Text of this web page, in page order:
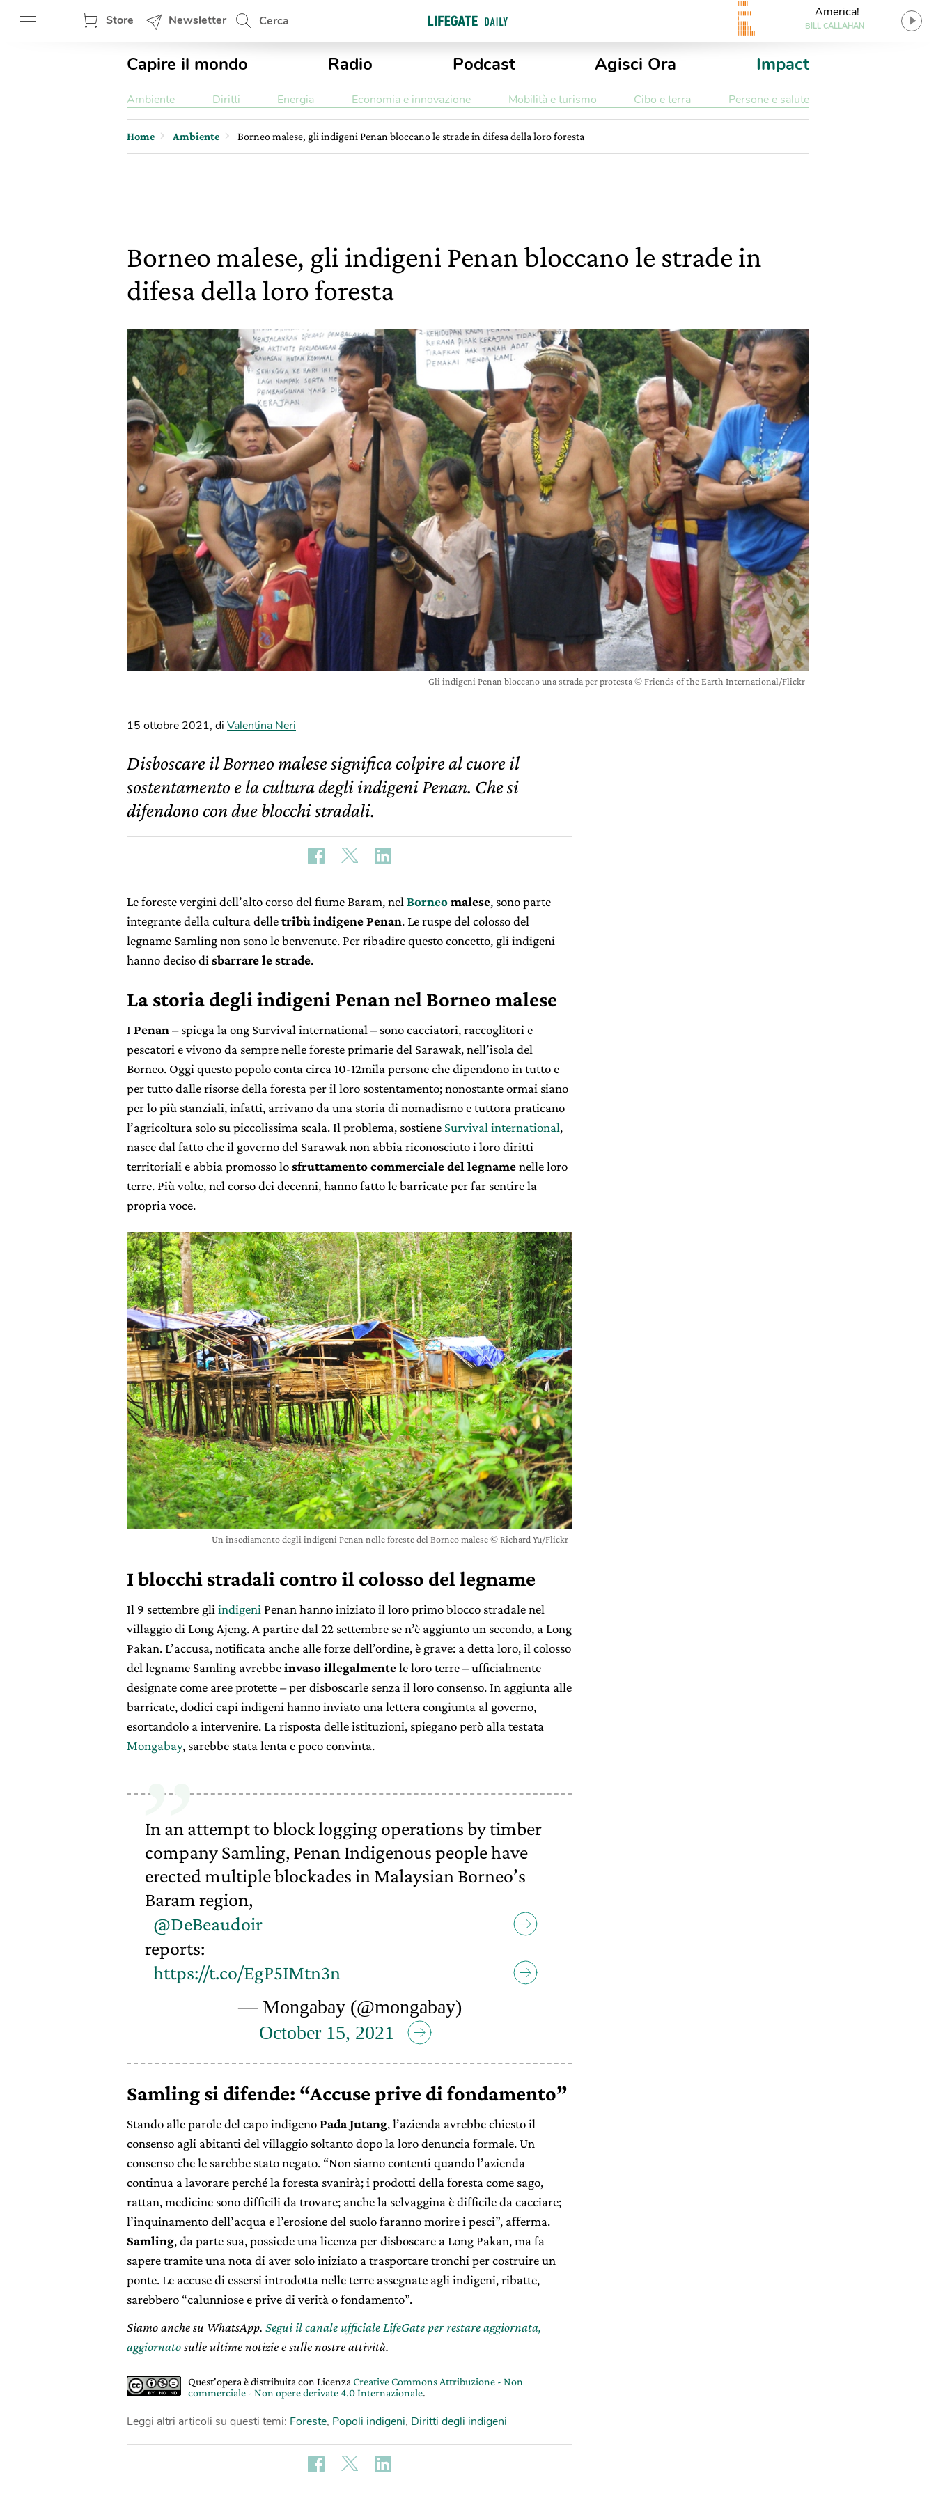
Store Newsletter Cerca
America!
BILL CALLAHAN
Capire il mondo Radio Podcast Agisci Ora Impact
Ambiente Diritti Energia Economia e innovazione Mobilità e turismo Cibo e terra Persone e salute
Home Ambiente Borneo malese, gli indigeni Penan bloccano le strade in difesa della loro foresta
Borneo malese, gli indigeni Penan bloccano le strade in
difesa della loro foresta
Gli indigeni Penan bloccano una strada per protesta © Friends of the Earth International/Flickr
15 ottobre 2021, di Valentina Neri
Disboscare il Borneo malese significa colpire al cuore il
sostentamento e la cultura degli indigeni Penan. Che si
difendono con due blocchi stradali.
Le foreste vergini dell’alto corso del fiume Baram, nel Borneomalese, sono parte
integrante della cultura delletribù indigene Penan. Le ruspe del colosso del
legname Samling non sono le benvenute. Per ribadire questo concetto, gli indigeni
hanno deciso di sbarrare le strade.
La storia degli indigeni Penan nel Borneo malese
I Penan – spiega la ong Survival international – sono cacciatori, raccoglitori e
pescatori e vivono da sempre nelle foreste primarie del Sarawak, nell’isola del
Borneo. Oggi questo popolo conta circa 10-12mila persone che dipendono in tutto e
per tutto dalle risorse della foresta per il loro sostentamento; nonostante ormai siano
per lo più stanziali, infatti, arrivano da una storia di nomadismo e tuttora praticano
l’agricoltura solo su piccolissima scala. Il problema, sostiene Survival international,
nasce dal fatto che il governo del Sarawak non abbia riconosciuto i loro diritti
territoriali e abbia promosso losfruttamento commerciale del legnamenelle loro
terre. Più volte, nel corso dei decenni, hanno fatto le barricate per far sentire la
propria voce.
Un insediamento degli indigeni Penan nelle foreste del Borneo malese © Richard Yu/Flickr
I blocchi stradali contro il colosso del legname
Il 9 settembre gli indigeni Penan hanno iniziato il loro primo blocco stradale nel
villaggio di Long Ajeng. A partire dal 22 settembre se n’è aggiunto un secondo, a Long
Pakan. L’accusa, notificata anche alle forze dell’ordine, è grave: a detta loro, il colosso
del legname Samling avrebbeinvaso illegalmentele loro terre – ufficialmente
designate come aree protette – per disboscarle senza il loro consenso. In aggiunta alle
barricate, dodici capi indigeni hanno inviato una lettera congiunta al governo,
esortandolo a intervenire. La risposta delle istituzioni, spiegano però alla testata
Mongabay, sarebbe stata lenta e poco convinta.
In an attempt to block logging operations by timber
company Samling, Penan Indigenous people have
erected multiple blockades in Malaysian Borneo’s
Baram region,
@DeBeaudoir
reports:
https://t.co/EgP5IMtn3n
— Mongabay (@mongabay)
October 15, 2021
Samling si difende: “Accuse prive di fondamento”
Stando alle parole del capo indigenoPada Jutang, l’azienda avrebbe chiesto il
consenso agli abitanti del villaggio soltanto dopo la loro denuncia formale. Un
consenso che le sarebbe stato negato. “Non siamo contenti quando l’azienda
continua a lavorare perché la foresta svanirà; i prodotti della foresta come sago,
rattan, medicine sono difficili da trovare; anche la selvaggina è difficile da cacciare;
l’inquinamento dell’acqua e l’erosione del suolo faranno morire i pesci”, afferma.
Samling, da parte sua, possiede una licenza per disboscare a Long Pakan, ma fa
sapere tramite una nota di aver solo iniziato a trasportare tronchi per costruire un
ponte. Le accuse di essersi introdotta nelle terre assegnate agli indigeni, ribatte,
sarebbero “calunniose e prive di verità o fondamento”.
Siamo anche su WhatsApp. Segui il canale ufficiale LifeGate per restare aggiornata,
aggiornatosulle ultime notizie e sulle nostre attività.
Quest'opera è distribuita con LicenzaCreative Commons Attribuzione - Non
commerciale - Non opere derivate 4.0 Internazionale.
Leggi altri articoli su questi temi: Foreste, Popoli indigeni, Diritti degli indigeni